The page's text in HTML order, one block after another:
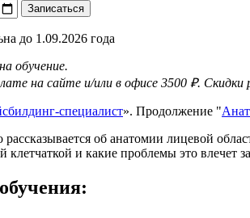
Записаться
до 1.09.2026 года
обучение.
на сайте и/или в офисе 3500 ₽.
специалист». Продолжение "
об анатомии лицевой
и какие проблемы это влечет